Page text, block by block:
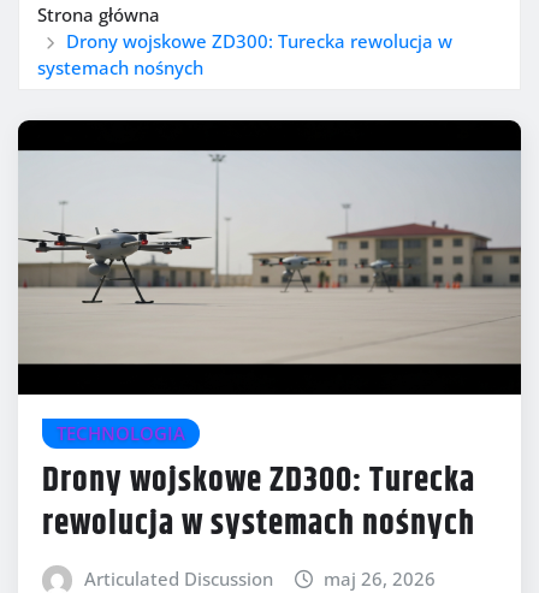
Strona główna
Drony wojskowe ZD300: Turecka rewolucja w
systemach nośnych
TECHNOLOGIA
Drony wojskowe ZD300: Turecka
rewolucja w systemach nośnych
Articulated Discussion
maj 26, 2026